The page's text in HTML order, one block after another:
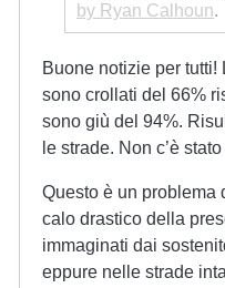
by Ryan Calhoun.
Buone notizie per
sono crollati del 66%
sono giù del 94%.
le strade. Non c’è
Questo è un problema
calo drastico della
immaginati dai
eppure nelle strade